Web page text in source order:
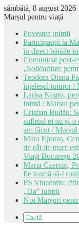
sâmbătă, 8 august 2026
Marșul pentru viață
Povestea inimii
Participanții la
în direct bătăile
Comunicat post-
„Solidaritate
Teodora Diana
înțelesul tuturor /
Larisa Negru,
inimă / Marșul
Cristian Budău:
sufletul ei nu și-o
am făcut /
Mara Epuraș,
de cât de mare
Viață București
Maria Czernin,
fie teamă să-l
PS Vincențiu:
„Da” iubirii
Noi Marșuri